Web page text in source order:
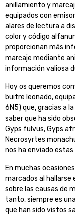
anillamiento y
equipados con
alares de lectura a
color y código
proporcionan más
marcaje mediante
información valiosa
Hoy os queremos
buitre leonado,
6N5) que, gracias a
saber que ha sido
Gyps fulvus, Gyps
Necrosyrtes
nos ha enviado
En muchas
marcados al hallarse
sobre las causas de
tanto, siempre es
que han sido vistos